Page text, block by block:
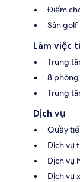
Điểm
Sân golf
Làm việc
Trung
8
Trung
Dịch vụ
Quầy
Dịch vụ
Dịch vụ
Dịch vụ